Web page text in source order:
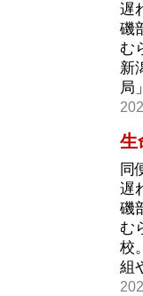
遅
磯
む
新
局
生
同
遅
磯
む
校
組